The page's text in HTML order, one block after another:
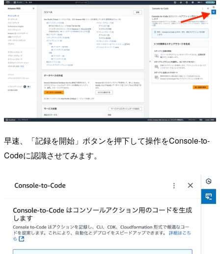
早速、「記録を開始」ボタンを押下して操作をConsole-to-
Codeに認識させてみます。